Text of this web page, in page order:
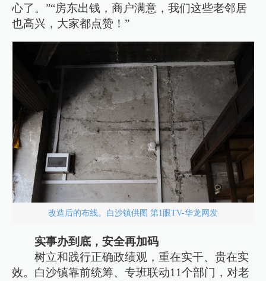
心了。”“房东出钱，商户满意，我们这些老邻居
也高兴，大家都点赞！”
改造后的布线。白沙镇供图 第1眼TV-华龙网发
实事办到底，安全再加码
树立和践行正确政绩观，重在实干、贵在实
效。白沙镇靠前统筹、专班联动11个部门，对老